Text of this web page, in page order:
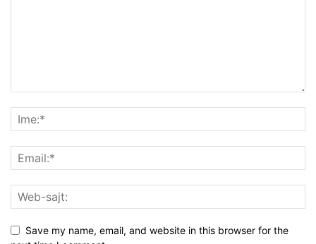
Save my name, email, and website in this browser for the